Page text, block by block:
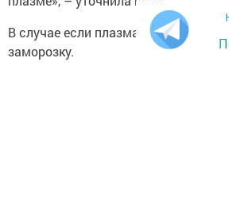
В случае если плазма не
заморозку.